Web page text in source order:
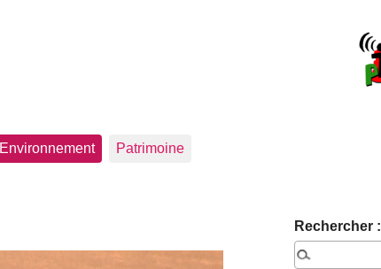
Environnement Patrimoine
Rechercher :